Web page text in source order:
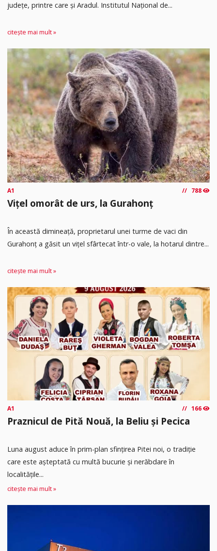
județe, printre care și Aradul. Institutul Național de...
citește mai mult »
A1 788
Vițel omorât de urs, la Gurahonț
În această dimineață, proprietarul unei turme de vaci din
Gurahonț a găsit un vițel sfârtecat într-o vale, la hotarul dintre...
citește mai mult »
A1 166
Praznicul de Pită Nouă, la Beliu și Pecica
Luna august aduce în prim-plan sfințirea Pitei noi, o tradiție
care este așteptată cu multă bucurie și nerăbdare în
localitățile...
citește mai mult »